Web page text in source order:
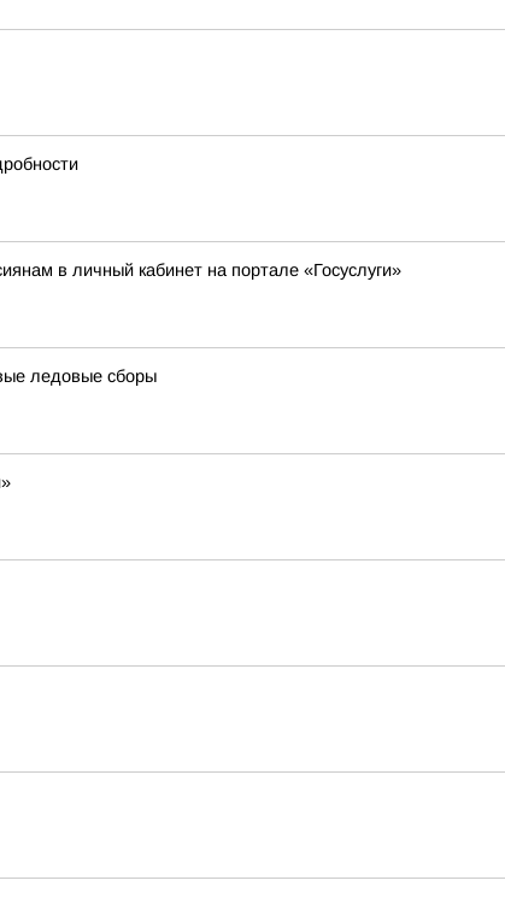
в личный кабинет на портале «Госуслуги»
ледовые сборы